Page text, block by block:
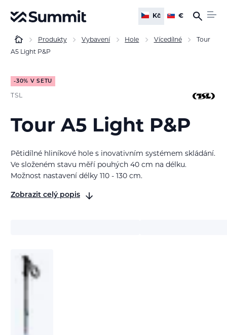
Kč €
Produkty Vybavení Hole Vícedílné
Tour
A5 Light P&P
-30% V SETU
TSL
Tour A5 Light P&P
Pětidílné hliníkové hole s inovativním systémem skládání.
Ve složeném stavu měří pouhých 40 cm na délku.
Možnost nastavení délky 110 - 130 cm.
Zobrazit celý popis